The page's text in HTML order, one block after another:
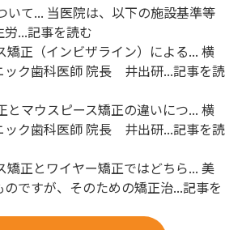
いて... 当医院は、以下の施設基準等
...記事を読む
矯正（インビザライン）による... 横
ク歯科医師 院長 井出研...記事を読
とマウスピース矯正の違いにつ... 横
ク歯科医師 院長 井出研...記事を読
矯正とワイヤー矯正ではどちら... 美
ですが、そのための矯正治...記事を